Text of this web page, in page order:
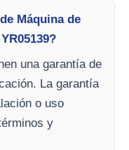
Máquina de
una garantía de
La garantía
o uso
y